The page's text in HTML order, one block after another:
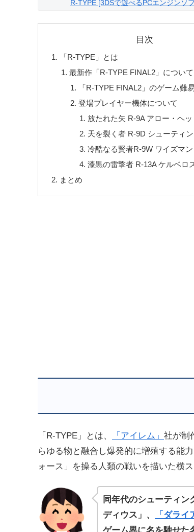
R-TYPE [3DSで遊べるPCエンジンソ
目次
「R-TYPE」とは
最新作「R-TYPE FINAL2」について
「R-TYPE FINAL2」のゲーム難
登場プレイヤー機体について
放たれた矢 R-9A アロー・ヘッ
天を裂く者 R-9D シューティ
冷酷なる賢者R-9W ワイズマン
漆黒の雷撃者 R-13A ケルベロ
まとめ
「R-TYPE」とは、 「アイレム」 社が制
らゆる物と融合し爆発的に増殖する能
ォース」を操る人類の戦いを描いた横
同年代のシューティン
ディウス」、
「ダライ